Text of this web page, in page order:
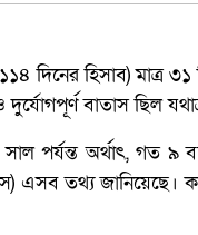
দিনের হিসাব) মাত্র
বাতাস ছিল
পর্যন্ত অর্থাৎ, গত
এসব তথ্য